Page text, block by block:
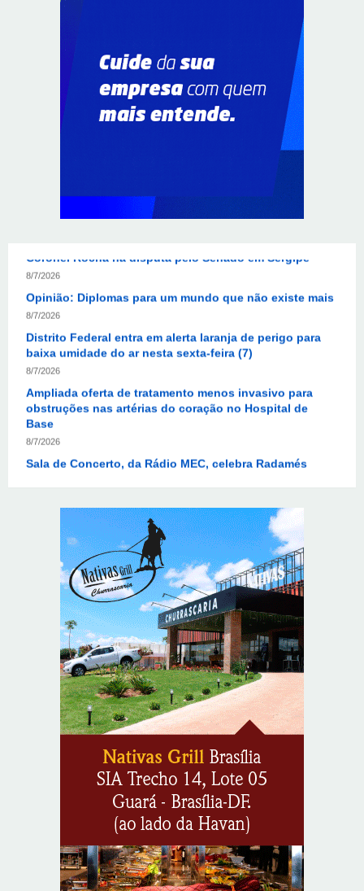
Em convenção do Republicanos, Flávio Bolsonaro
anuncia apoio a Cristiane Britto
ABIMAQ promove workshop sobre contas correntes em
moeda estrangeira para pessoas jurídicas
KRJ destaca conector KARP durante o 55º Circuito
Flávio Bolsonaro declara apoio a Rodrigo Valadares e
Coronel Rocha na disputa pelo Senado em Sergipe
Opinião: Diplomas para um mundo que não existe mais
8/7/2026
Distrito Federal entra em alerta laranja de perigo para
baixa umidade do ar nesta sexta-feira (7)
8/7/2026
Ampliada oferta de tratamento menos invasivo para
obstruções nas artérias do coração no Hospital de
Base
8/7/2026
Sala de Concerto, da Rádio MEC, celebra Radamés
Gnattali nesta sexta
8/7/2026
Reposição de testosterona não é obrigatória para
mulheres
Em convenção do Republicanos, Flávio Bolsonaro
anuncia apoio a Cristiane Britto
ABIMAQ promove workshop sobre contas correntes em
moeda estrangeira para pessoas jurídicas
KRJ destaca conector KARP durante o 55º Circuito
Nacional do Setor Elétrico
Flávio Bolsonaro declara apoio a Rodrigo Valadares e
Coronel Rocha na disputa pelo Senado em Sergipe
Opinião: Diplomas para um mundo que não existe mais
Distrito Federal entra em alerta laranja de perigo para
baixa umidade do ar nesta sexta-feira (7)